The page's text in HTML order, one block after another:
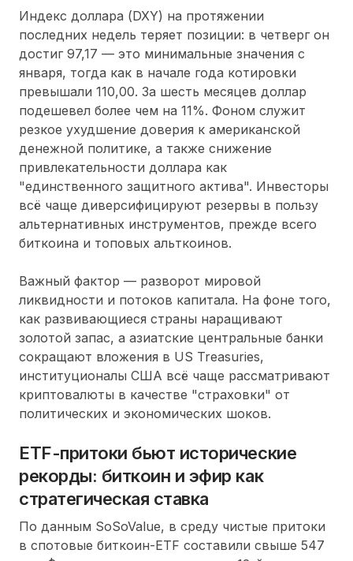
Индекс доллара (DXY) на протяжении
последних недель теряет позиции: в четверг он
достиг 97,17 — это минимальные значения с
января, тогда как в начале года котировки
превышали 110,00. За шесть месяцев доллар
подешевел более чем на 11%. Фоном служит
резкое ухудшение доверия к американской
денежной политике, а также снижение
привлекательности доллара как
"единственного защитного актива". Инвесторы
всё чаще диверсифицируют резервы в пользу
альтернативных инструментов, прежде всего
биткоина и топовых альткоинов.
Важный фактор — разворот мировой
ликвидности и потоков капитала. На фоне того,
как развивающиеся страны наращивают
золотой запас, а азиатские центральные банки
сокращают вложения в US Treasuries,
институционалы США всё чаще рассматривают
криптовалюты в качестве "страховки" от
политических и экономических шоков.
ETF-притоки бьют исторические
рекорды: биткоин и эфир как
стратегическая ставка
По данным SoSoValue, в среду чистые притоки
в спотовые биткоин-ETF составили свыше 547